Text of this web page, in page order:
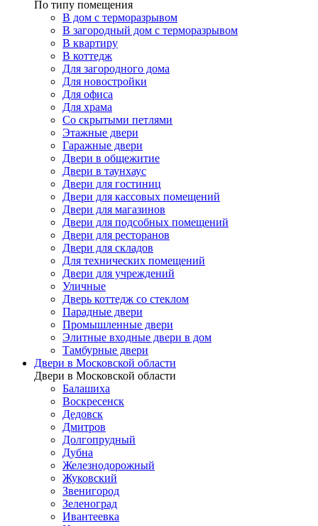
По типу помещения
В дом с терморазрывом
В загородный дом с терморазрывом
В квартиру
В коттедж
Для загородного дома
Для новостройки
Для офиса
Для храма
Со скрытыми петлями
Этажные двери
Гаражные двери
Двери в общежитие
Двери в таунхаус
Двери для гостиниц
Двери для кассовых помещений
Двери для магазинов
Двери для подсобных помещений
Двери для ресторанов
Двери для складов
Для технических помещений
Двери для учреждений
Уличные
Дверь коттедж со стеклом
Парадные двери
Промышленные двери
Элитные входные двери в дом
Тамбурные двери
Двери в Московской области
Двери в Московской области
Балашиха
Воскресенск
Дедовск
Дмитров
Долгопрудный
Дубна
Железнодорожный
Жуковский
Звенигород
Зеленоград
Ивантеевка